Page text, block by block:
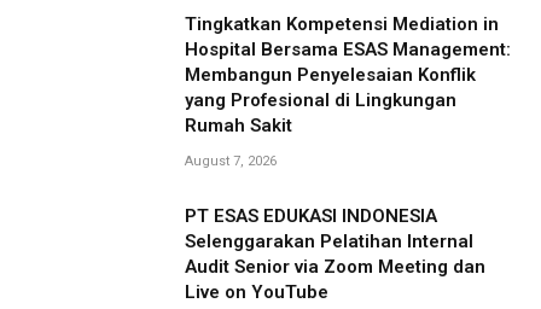
Tingkatkan Kompetensi Mediation in
Hospital Bersama ESAS Management:
Membangun Penyelesaian Konflik
yang Profesional di Lingkungan
Rumah Sakit
August 7, 2026
PT ESAS EDUKASI INDONESIA
Selenggarakan Pelatihan Internal
Audit Senior via Zoom Meeting dan
Live on YouTube